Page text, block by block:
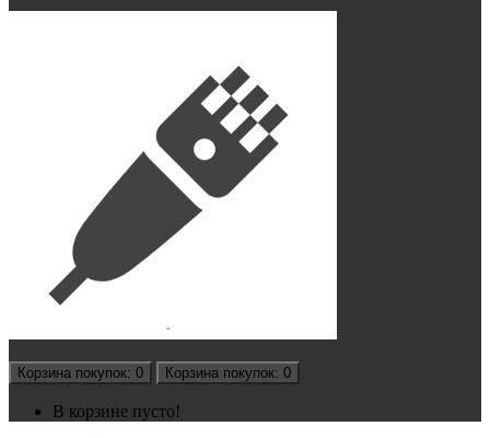
Корзина покупок: 0 Корзина покупок: 0
В корзине пусто!